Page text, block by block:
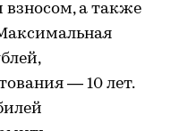
а также
— 10 лет.